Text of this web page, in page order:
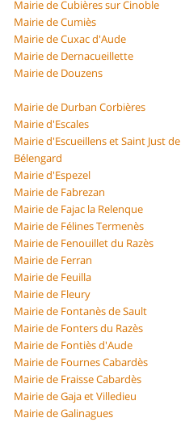
Mairie de Cubières sur Cinoble
Mairie de Cumiès
Mairie de Cuxac d'Aude
Mairie de Dernacueillette
Mairie de Douzens
Mairie de Durban Corbières
Mairie d'Escales
Mairie d'Escueillens et Saint Just de
Bélengard
Mairie d'Espezel
Mairie de Fabrezan
Mairie de Fajac la Relenque
Mairie de Félines Termenès
Mairie de Fenouillet du Razès
Mairie de Ferran
Mairie de Feuilla
Mairie de Fleury
Mairie de Fontanès de Sault
Mairie de Fonters du Razès
Mairie de Fontiès d'Aude
Mairie de Fournes Cabardès
Mairie de Fraisse Cabardès
Mairie de Gaja et Villedieu
Mairie de Galinagues